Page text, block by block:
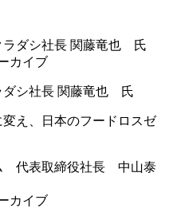
カイブ
ダシ社長 関藤竜也 氏
変え、日本のフードロスゼ
カイブ